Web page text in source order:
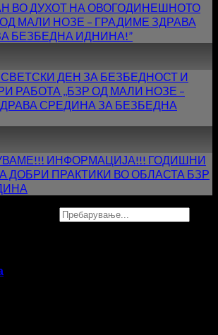
ВО ДУХОТ НА ОВОГОДИНЕШНОТО
МАЛИ НОЗЕ – ГРАДИМЕ ЗДРАВА
БЕЗБЕДНА ИДНИНА!”
СВЕТСКИ ДЕН ЗА БЕЗБЕДНОСТ И
РАБОТА ,,БЗР ОД МАЛИ НОЗЕ –
СРЕДИНА ЗА БЕЗБЕДНА
ИНФОРМАЦИЈА!!! ГОДИШНИ
ДОБРИ ПРАКТИКИ ВО ОБЛАСТА БЗР